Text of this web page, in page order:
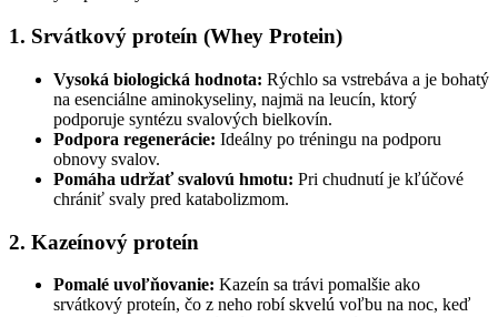
1. Srvátkový proteín (Whey Protein)
Vysoká biologická hodnota: Rýchlo sa vstrebáva a je bohatý
na esenciálne aminokyseliny, najmä na leucín, ktorý
podporuje syntézu svalových bielkovín.
Podpora regenerácie: Ideálny po tréningu na podporu
obnovy svalov.
Pomáha udržať svalovú hmotu: Pri chudnutí je kľúčové
chrániť svaly pred katabolizmom.
2. Kazeínový proteín
Pomalé uvoľňovanie: Kazeín sa trávi pomalšie ako
srvátkový proteín, čo z neho robí skvelú voľbu na noc, keď